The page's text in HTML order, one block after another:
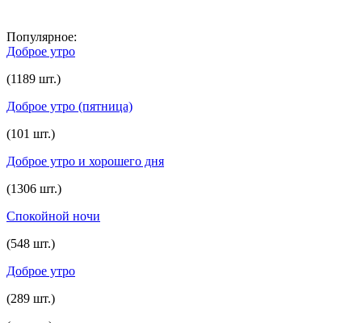
Популярное:
Доброе утро
(1189 шт.)
Доброе утро (пятница)
(101 шт.)
Доброе утро и хорошего дня
(1306 шт.)
Спокойной ночи
(548 шт.)
Доброе утро
(289 шт.)